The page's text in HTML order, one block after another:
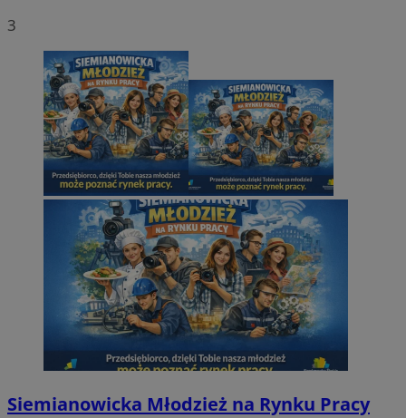
3
Siemianowicka Młodzież na Rynku Pracy